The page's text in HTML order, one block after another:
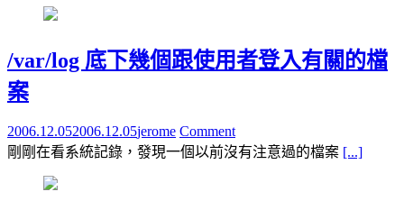
/var/log 底下幾個跟使用者登入有關的檔
案
2006.12.052006.12.05jerome Comment
剛剛在看系統記錄，發現一個以前沒有注意過的檔案 [...]